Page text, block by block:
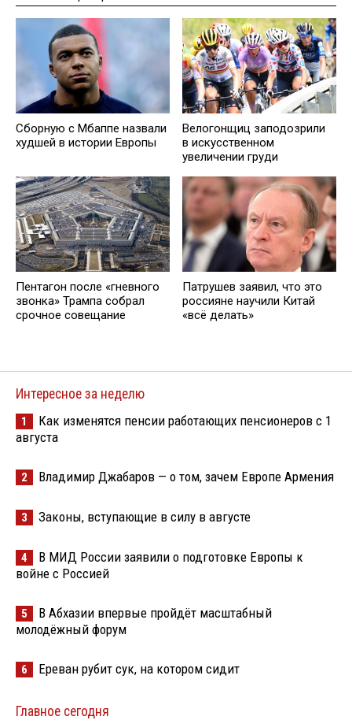
Сборную с Мбаппе назвали
худшей в истории Европы
Велогонщиц заподозрили
в искусственном
увеличении груди
Пентагон после «гневного
звонка» Трампа собрал
срочное совещание
Патрушев заявил, что это
россияне научили Китай
«всё делать»
Интересное за неделю
1
Как изменятся пенсии работающих пенсионеров с 1
августа
2 Владимир Джабаров — о том, зачем Европе Армения
3 Законы, вступающие в силу в августе
4
В МИД России заявили о подготовке Европы к
войне с Россией
5
В Абхазии впервые пройдёт масштабный
молодёжный форум
6 Ереван рубит сук, на котором сидит
Главное сегодня